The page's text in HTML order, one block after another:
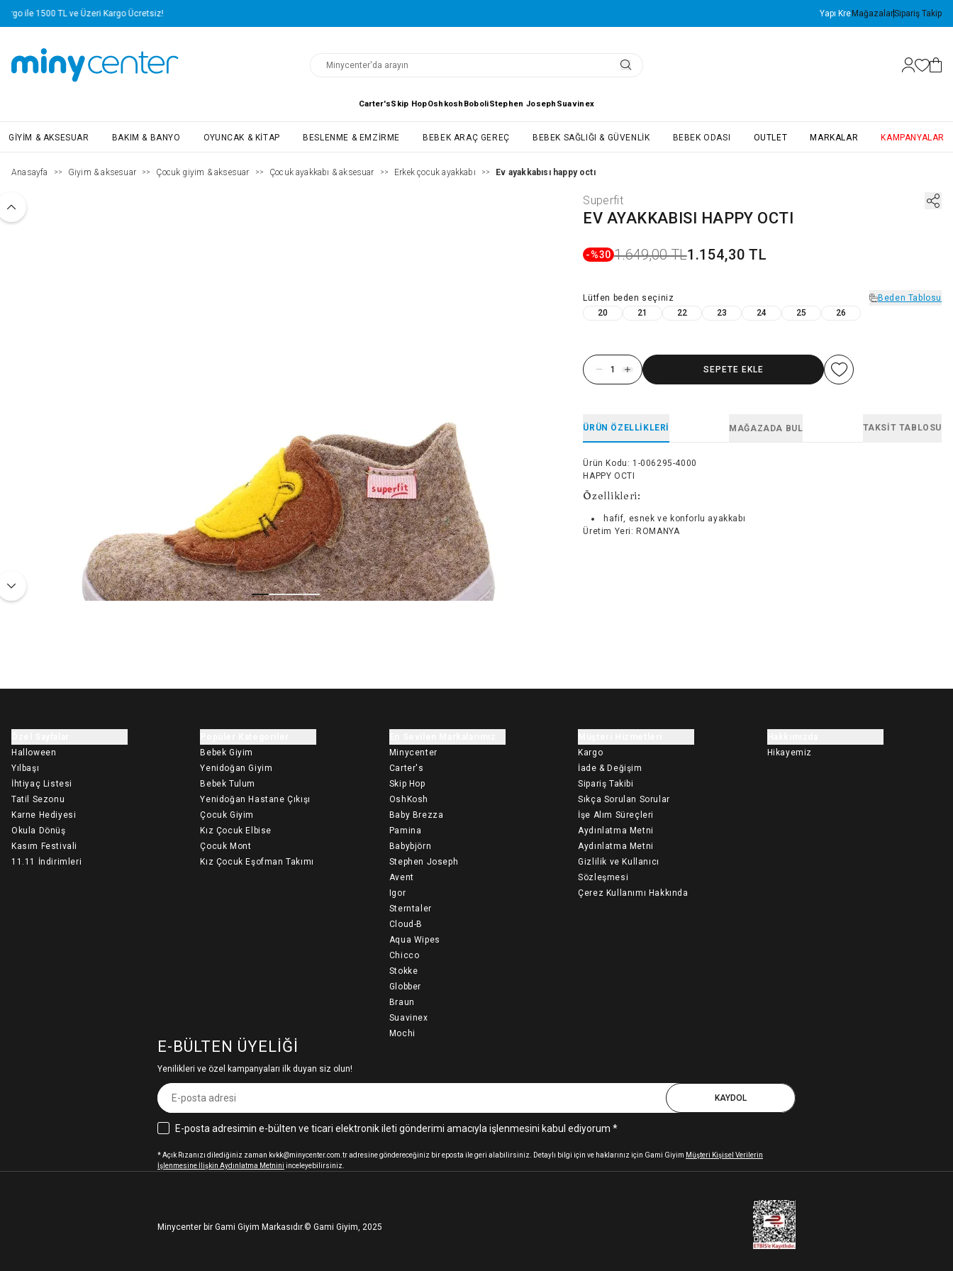
Yapı Kredi Kartlarına Vade Farksız 4 Taksit Avantajı! MağazalarSipariş Takip
Carter'sSkip HopOshkosh BoboliStephen Joseph Suavinex
GIYIM & AKSESUAR BAKIM & BANYO OYUNCAK & KITAP BESLENME & EMZIRME BEBEK ARAÇ GEREÇ BEBEK SAĞLIĞI & GÜVENLIK BEBEK ODASI OUTLET MARKALAR KAMPANYALAR
Anasayfa >> Giyim & aksesuar >> Çocuk giyim & aksesuar >> Çocuk ayakkabı & aksesuar >> Erkek çocuk ayakkabı >> Ev ayakkabısı happy octı
Superfit
EV AYAKKABISI HAPPY OCTI
-%30 1.649,00 TL1.154,30 TL
Lütfen beden seçiniz
Beden Tablosu
20
21 22 23 24 25 26
SEPETE EKLE
ÜRÜN ÖZELLIKLERI MAĞAZADA BUL TAKSIT TABLOSU
Ürün Kodu : 1-006295-4000
HAPPY OCTI
Özellikleri:
hafif, esnek ve konforlu ayakkabı
Üretim Yeri : ROMANYA
Halloween
Yılbaşı
İhtiyaç Listesi
Tatil Sezonu
Karne Hediyesi
Okula Dönüş
Kasım Festivali
11.11 İndirimleri
Bebek Giyim
Yenidoğan Giyim
Bebek Tulum
Yenidoğan Hastane Çıkışı
Çocuk Giyim
Kız Çocuk Elbise
Çocuk Mont
Kız Çocuk Eşofman Takımı
Minycenter
Carter's
Skip Hop
OshKosh
Baby Brezza
Pamina
Babybjörn
Stephen Joseph
Avent
Igor
Sterntaler
Cloud-B
Aqua Wipes
Chicco
Stokke
Globber
Braun
Suavinex
Mochi
Kargo
İade & Değişim
Sipariş Takibi
Sıkça Sorulan Sorular
İşe Alım Süreçleri
Aydınlatma Metni
Aydınlatma Metni
Gizlilik ve Kullanıcı
Sözleşmesi
Çerez Kullanımı Hakkında
Hikayemiz
E-BÜLTEN ÜYELIĞI
Yenilikleri ve özel kampanyaları ilk duyan siz olun!
KAYDOL
E-posta adresimin e-bülten ve ticari elektronik ileti gönderimi amacıyla işlenmesini kabul ediyorum *
* Açık Rızanızı dilediğiniz zaman kvkk@minycenter.com.tr adresine göndereceğiniz bir eposta ile geri alabilirsiniz. Detaylı bilgi için ve haklarınız için Gami Giyim Müşteri Kişisel Verilerin
İşlenmesine İlişkin Aydınlatma Metnini inceleyebilirsiniz.
Minycenter bir Gami Giyim Markasıdır. © Gami Giyim, 2025